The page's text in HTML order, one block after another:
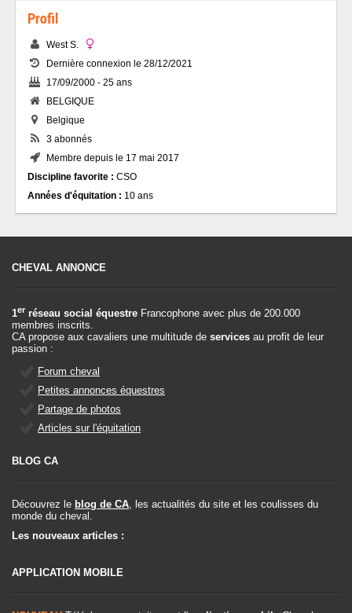
Profil
West S.
Dernière connexion le 28/12/2021
17/09/2000 - 25 ans
BELGIQUE
Belgique
3 abonnés
Membre depuis le 17 mai 2017
Discipline favorite : CSO
Années d'équitation : 10 ans
CHEVAL ANNONCE
1er réseau social équestre Francophone avec plus de 200.000
membres inscrits.
CA propose aux cavaliers une multitude de services au profit de leur
passion :
Forum cheval
Petites annonces équestres
Partage de photos
Articles sur l'équitation
BLOG CA
Découvrez le blog de CA, les actualités du site et les coulisses du
monde du cheval.
Les nouveaux articles :
APPLICATION MOBILE